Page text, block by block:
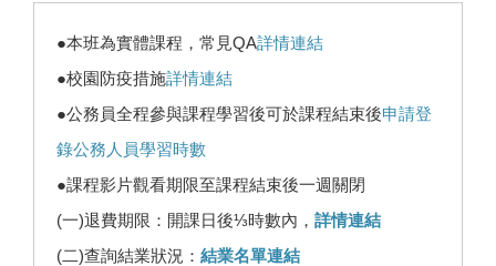
●本班為實體課程，常見QA詳情連結
●校園防疫措施詳情連結
●公務員全程參與課程學習後可於課程結束後申請登
錄公務人員學習時數
●課程影片觀看期限至課程結束後一週關閉
(一)退費期限：開課日後⅓時數內， 詳情連結
(二)查詢結業狀況： 結業名單連結